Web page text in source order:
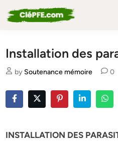
to
Installation des
by Soutenance mémoire 0
INSTALLATION DES